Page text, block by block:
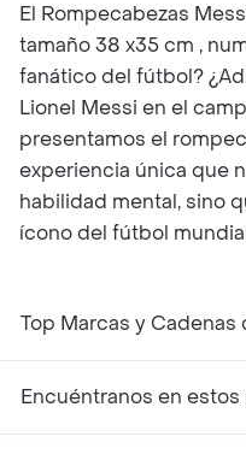
El Rompecabezas
tamaño 38 x35 cm ,
fanático del fútbol?
Lionel Messi en el
presentamos el
experiencia única que
habilidad mental, sino
ícono del fútbol
Top Marcas y Cadenas
Encuéntranos en estos